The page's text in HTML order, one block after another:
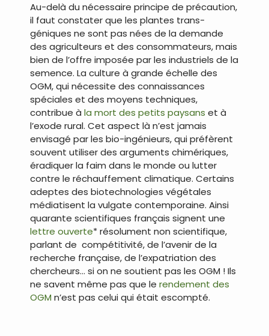
Au-delà du nécessaire principe de précaution,
il faut constater que les plantes trans-
géniques ne sont pas nées de la demande
des agriculteurs et des consommateurs, mais
bien de l’offre imposée par les industriels de la
semence. La culture à grande échelle des
OGM, qui nécessite des connaissances
spéciales et des moyens techniques,
contribue à la mort des petits paysans et à
l’exode rural. Cet aspect là n’est jamais
envisagé par les bio-ingénieurs, qui préfèrent
souvent utiliser des arguments chimériques,
éradiquer la faim dans le monde ou lutter
contre le réchauffement climatique. Certains
adeptes des biotechnologies végétales
médiatisent la vulgate contemporaine. Ainsi
quarante scientifiques français signent une
lettre ouverte* résolument non scientifique,
parlant de compétitivité, de l’avenir de la
recherche française, de l’expatriation des
chercheurs… si on ne soutient pas les OGM ! Ils
ne savent même pas que le rendement des
OGM n’est pas celui qui était escompté.